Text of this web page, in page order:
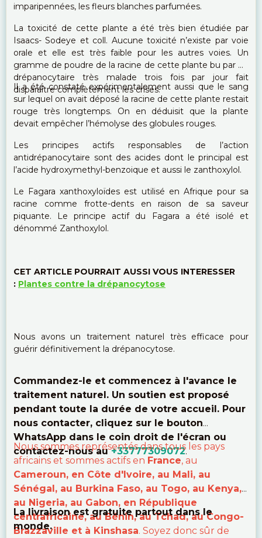
imparipennées, les fleurs blanches parfumées.
La toxicité de cette plante a été très bien étudiée par
Isaacs- Sodeye et coll. Aucune toxicité n’existe par voie
orale et elle est très faible pour les autres voies. Un
gramme de poudre de la racine de cette plante bu par un
drépanocytaire très malade trois fois par jour fait
disparaître complètement les crises.
Il a été constaté expérimentalement aussi que le sang
sur lequel on avait déposé la racine de cette plante restait
rouge très longtemps. On en déduisit que la plante
devait empêcher l’hémolyse des globules rouges.
Les principes actifs responsables de l’action
antidrépanocytaire sont des acides dont le principal est
l’acide hydroxymethyl-benzoique et aussi le zanthoxylol.
Le Fagara xanthoxyloïdes est utilisé en Afrique pour sa
racine comme frotte-dents en raison de sa saveur
piquante. Le principe actif du Fagara a été isolé et
dénommé Zanthoxylol.
CET ARTICLE POURRAIT AUSSI VOUS INTERESSER
: Plantes contre la drépanocytose
Nous avons un traitement naturel très efficace pour
guérir définitivement la drépanocytose.
Commandez-le et commencez à l'avance le
traitement naturel. Un soutien est proposé
pendant toute la durée de votre accueil. Pour
nous contacter, cliquez sur le bouton
WhatsApp dans le coin droit de l'écran ou
contactez-nous au+33777309072.
Nous sommes représentés dans tous les pays
africains et sommes actifs en France, au
Cameroun, en Côte d'Ivoire, au Mali, au
Sénégal, au Burkina Faso, au Togo, au Kenya,
au Nigeria, au Gabon, en République
centrafricaine, au Bénin, au Tchad, au Congo-
Brazzaville et à Kinshasa. Soyez donc sûr de
La livraison est gratuite partout dans le
monde.